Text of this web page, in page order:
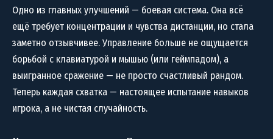
Одно из главных улучшений — боевая система. Она всё
ещё требует концентрации и чувства дистанции, но стала
заметно отзывчивее. Управление больше не ощущается
борьбой с клавиатурой и мышью (или геймпадом), а
выигранное сражение — не просто счастливый рандом.
Теперь каждая схватка — настоящее испытание навыков
игрока, а не чистая случайность.